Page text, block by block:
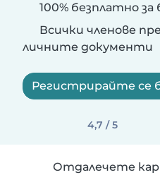
100% безплатно за
Всички членове
личните документи
Регистрирайте се
4,7 / 5
Отдалечете